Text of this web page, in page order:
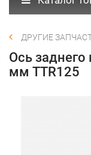
ДРУГИЕ
Ось
мм TTR125